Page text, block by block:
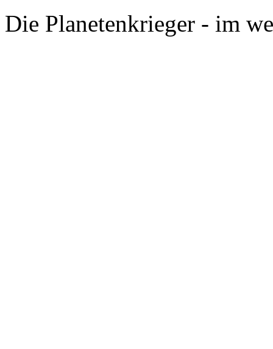
Die Planetenkrieger - im